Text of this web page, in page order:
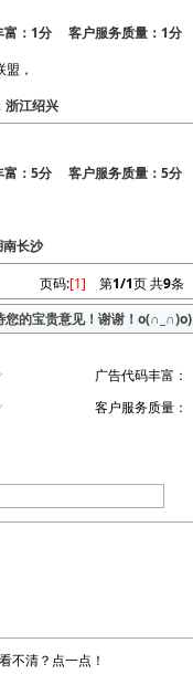
：1分 客户服务质量：1分
，
江绍兴
：5分 客户服务质量：5分
长沙
页码:[1] 第1/1页 共9条
您的宝贵意见！谢谢！o(∩_∩)o)
广告代码丰富：
客户服务质量：
不清？点一点！